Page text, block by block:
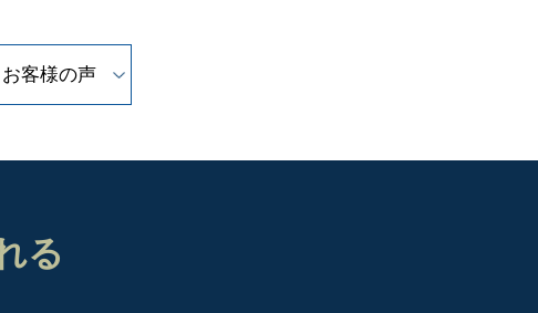
お客様の声
る